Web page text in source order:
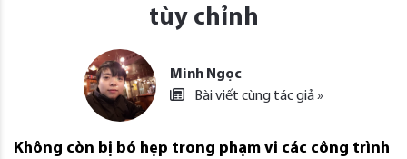
tùy chỉnh
Minh Ngọc
Bài viết cùng tác giả »
Không còn bị bó hẹp trong phạm vi các công trình